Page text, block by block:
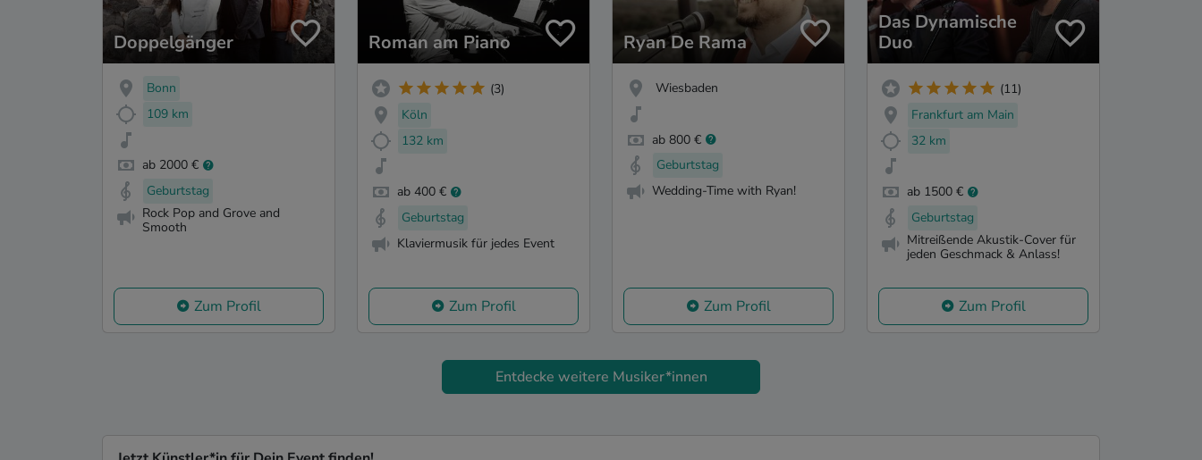
Doppelgänger
Bonn
109 km
ab 2000 €
Geburtstag
Rock Pop and Grove and
Smooth
Zum Profil
Roman am Piano
(3)
Köln
132 km
ab 400 €
Geburtstag
Klaviermusik für jedes Event
Zum Profil
Ryan De Rama
Wiesbaden
ab 800 €
Geburtstag
Wedding-Time with Ryan!
Zum Profil
Das Dynamische
Duo
(11)
Frankfurt am Main
32 km
ab 1500 €
Geburtstag
Mitreißende Akustik-Cover für
jeden Geschmack & Anlass!
Zum Profil
Entdecke weitere Musiker*innen